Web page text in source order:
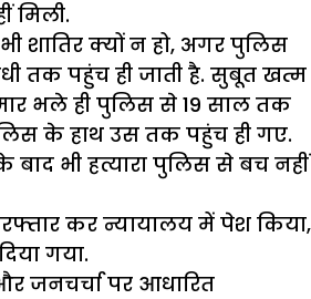
मिली.
शातिर क्यों न हो, अगर पुलिस
तक पहुंच ही जाती है. सुबूत खत्म
भले ही पुलिस से 19 साल तक
के हाथ उस तक पहुंच ही गए.
भी हत्यारा पुलिस से बच नहीं
कर न्यायालय में पेश किया,
गया.
जनचर्चा पर आधारित